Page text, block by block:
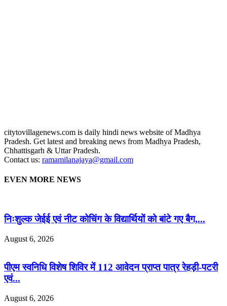
citytovillagenews.com is daily hindi news website of Madhya
Pradesh. Get latest and breaking news from Madhya Pradesh,
Chhattisgarh & Uttar Pradesh.
Contact us: ramamilanajaya@gmail.com
EVEN MORE NEWS
निःशुल्क जेईई एवं नीट कोचिंग के विद्यार्थियों को बांटे गए बैग,...
August 6, 2026
पीएम स्वनिधि विशेष शिविर में 112 आवेदन प्राप्त पात्र रेहड़ी-पटरी
एवं...
August 6, 2026